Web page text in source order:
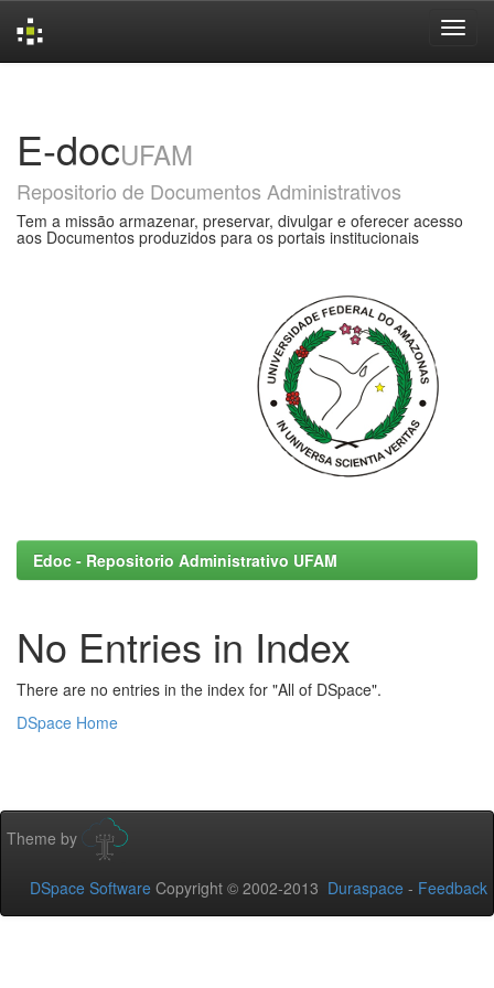
E-docUFAM
Repositorio de Documentos Administrativos
Tem a missão armazenar, preservar, divulgar e oferecer acesso
aos Documentos produzidos para os portais institucionais
Edoc - Repositorio Administrativo UFAM
No Entries in Index
There are no entries in the index for "All of DSpace".
DSpace Home
Theme by
DSpace Software Copyright © 2002-2013 Duraspace - Feedback